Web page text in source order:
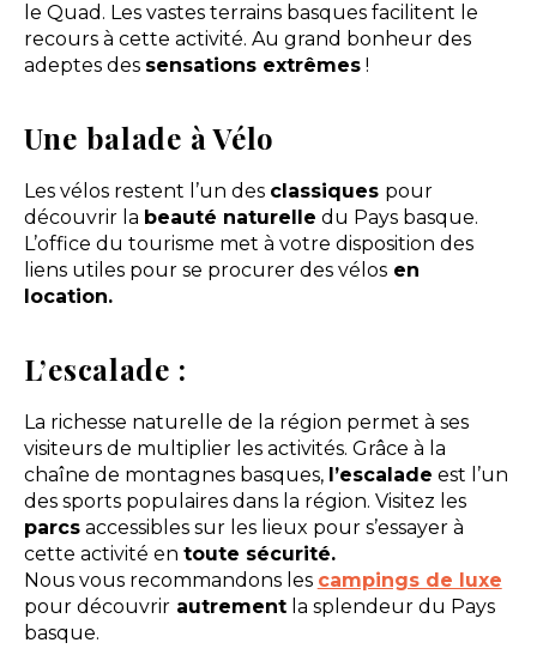
le Quad. Les vastes terrains basques facilitent le
recours à cette activité. Au grand bonheur des
adeptes des sensations extrêmes!
Une balade à Vélo
Les vélos restent l’un des classiques pour
découvrir la beauté naturelle du Pays basque.
L’office du tourisme met à votre disposition des
liens utiles pour se procurer des vélosen
location.
L’escalade :
La richesse naturelle de la région permet à ses
visiteurs de multiplier les activités. Grâce à la
chaîne de montagnes basques, l’escalade est l’un
des sports populaires dans la région. Visitez les
parcsaccessibles sur les lieux pour s’essayer à
cette activité en toute sécurité.
Nous vous recommandons les campings de luxe
pour découvrirautrementla splendeur du Pays
basque.